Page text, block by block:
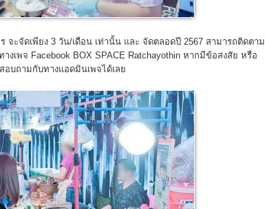
จัดเพียง 3 วัน/เดือน เท่านั้น และ จัดตลอดปี 2567 สามารถติดตาม
งเพจ Facebook BOX SPACE Ratchayothin หากมีข้อสงสัย หรือ
บถามกับทางแอดมินเพจได้เลย